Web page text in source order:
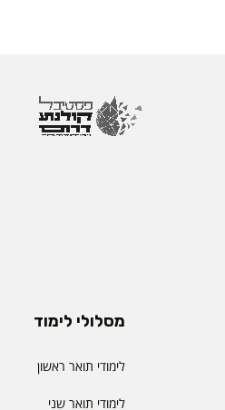
מסלולי לימוד
לימודי תואר ראשון
לימודי תואר שני